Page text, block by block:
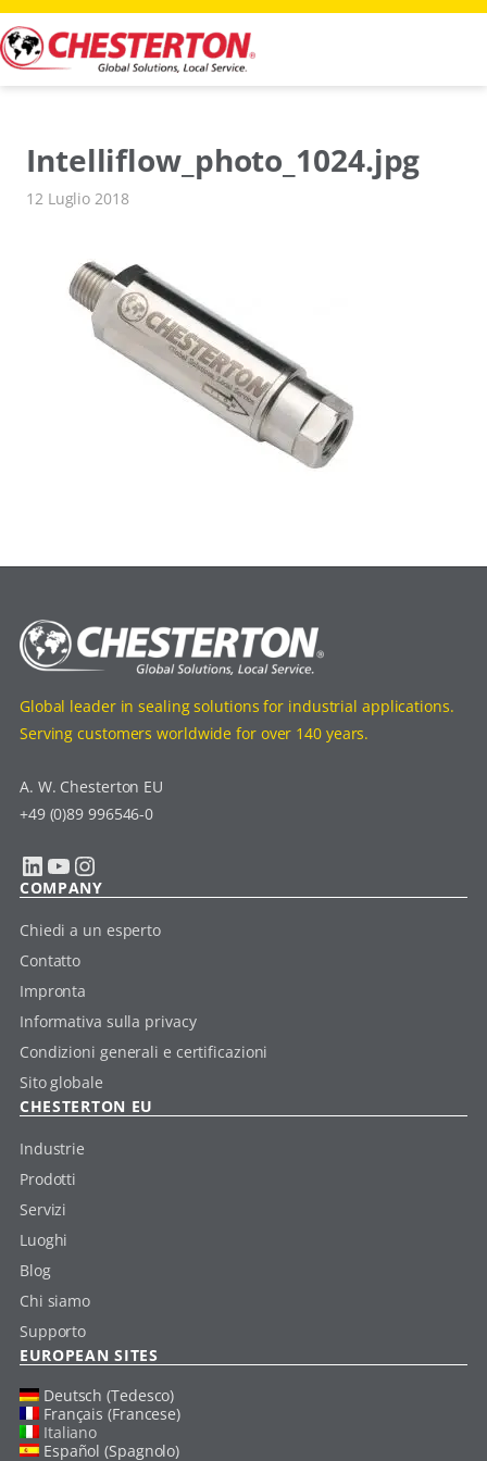
Vai
al
contenuto
Intelliflow_photo_1024.jpg
12 Luglio 2018
Global leader in sealing solutions for industrial applications.
Serving customers worldwide for over 140 years.
A. W. Chesterton EU
+49 (0)89 996546-0
LinkedIn YouTube Instagram
COMPANY
Chiedi a un esperto
Contatto
Impronta
Informativa sulla privacy
Condizioni generali e certificazioni
Sito globale
CHESTERTON EU
Industrie
Prodotti
Servizi
Luoghi
Blog
Chi siamo
Supporto
EUROPEAN SITES
Deutsch (Tedesco)
Français (Francese)
Italiano
Español (Spagnolo)